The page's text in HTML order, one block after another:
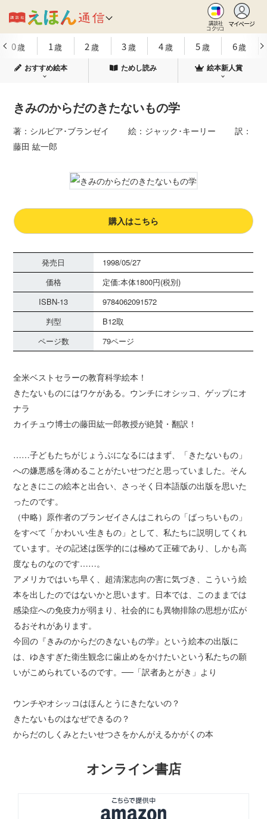
講談社
コクリコ
マイページ
0歳 1歳 2 歳 3歳 4歳 5歳 6歳
おすすめ絵本 ためし読み 絵本新人賞
きみのからだのきたないもの学
著：シルビア･ブランゼイ 絵：ジャック･キーリー 訳：
藤田 紘一郎
購入はこちら
発売日
1998/05/27
価格
定価:本体1800円(税別)
ISBN-13
9784062091572
判型
B12取
ページ数
79ページ
全米ベストセラーの教育科学絵本！
きたないものにはワケがある。ウンチにオシッコ、ゲップにオ
ナラ
カイチュウ博士の藤田紘一郎教授が絶賛・翻訳！
……子どもたちがじょうぶになるにはまず、「きたないもの」
への嫌悪感を薄めることがたいせつだと思っていました。そん
なときにこの絵本と出合い、さっそく日本語版の出版を思いた
ったのです。
（中略）原作者のブランゼイさんはこれらの「ばっちいもの」
をすべて「かわいい生きもの」として、私たちに説明してくれ
ています。その記述は医学的には極めて正確であり、しかも高
度なものなのです……。
アメリカではいち早く、超清潔志向の害に気づき、こういう絵
本を出したのではないかと思います。日本では、このままでは
感染症への免疫力が弱まり、社会的にも異物排除の思想が広が
るおそれがあります。
今回の『きみのからだのきないもの学』という絵本の出版に
は、ゆきすぎた衛生観念に歯止めをかけたいという私たちの願
いがこめられているのです。──「訳者あとがき」より
ウンチやオシッコはほんとうにきたないの？
きたないものはなぜできるの？
からだのしくみとたいせつさをかんがえるかがくの本
オンライン書店